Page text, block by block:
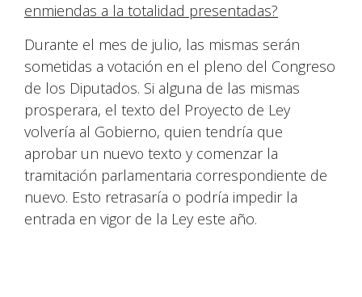
enmiendas a la totalidad presentadas?
Durante el mes de julio, las mismas serán
sometidas a votación en el pleno del Congreso
de los Diputados. Si alguna de las mismas
prosperara, el texto del Proyecto de Ley
volvería al Gobierno, quien tendría que
aprobar un nuevo texto y comenzar la
tramitación parlamentaria correspondiente de
nuevo. Esto retrasaría o podría impedir la
entrada en vigor de la Ley este año.